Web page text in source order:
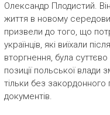
Олександр Плодистий.
життя в новому
призвели до того, що
українців, які виїхали
вторгнення, була
позиції польської
тільки без закордонного
документів.